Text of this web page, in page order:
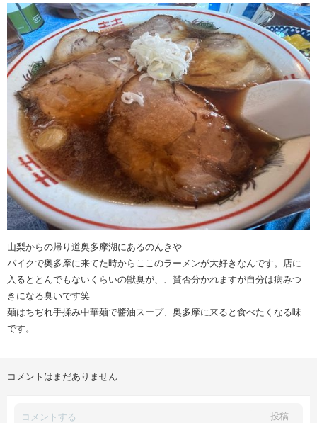
山梨からの帰り道奥多摩湖にあるのんきや
バイクで奥多摩に来てた時からここのラーメンが大好きなんです。店に
入るととんでもないくらいの獣臭が、、賛否分かれますが自分は病みつ
きになる臭いです笑
麺はちぢれ手揉み中華麺で醬油スープ、奥多摩に来ると食べたくなる味
です。
コメントはまだありません
投稿